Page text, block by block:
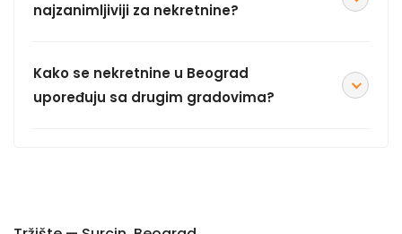
najzanimljiviji za nekretnine?
Kako se nekretnine u Beograd
upoređuju sa drugim gradovima?